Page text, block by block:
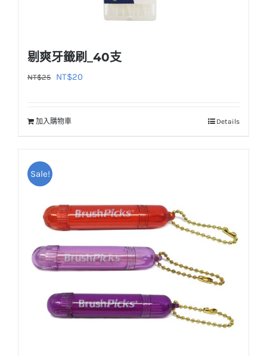
剔爽牙籤刷_40支
NT$25
原
格：
NT$20
加入購物車 Details
Sale!